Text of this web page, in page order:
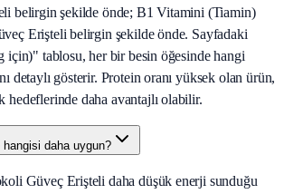
belirgin şekilde önde; B1 Vitamini (Tiamin)
Erişteli belirgin şekilde önde. Sayfadaki
için)" tablosu, her bir besin öğesinde hangi
detaylı gösterir. Protein oranı yüksek olan ürün,
hedeflerinde daha avantajlı olabilir.
daha uygun?
Güveç Erişteli daha düşük enerji sunduğu